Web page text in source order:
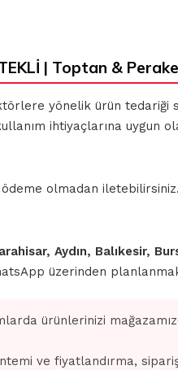
| Toptan &
yönelik ürün tedariği
ihtiyaçlarına uygun
olmadan
Aydın, Balıkesir,
üzerinden
ürünlerinizi
ve fiyatlandırma,